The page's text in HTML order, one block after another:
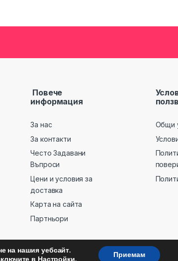
Повече
информация
За нас
За контакти
Често Задавани
Въпроси
Цени и условия за
доставка
Карта на сайта
Партньори
Общи
на нашия уебсайт.
Приемам